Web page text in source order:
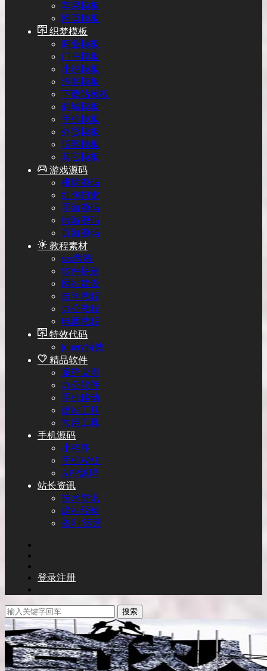
苹果模板
网页模板
织梦模板
商业模板
门户模板
小说模板
淘客模板
下载站模板
商城模板
手机模板
外贸模板
博客模板
其它模板
游戏源码
棋牌源码
红包扫雷
手游源码
端游源码
页游源码
教程素材
seo教程
软件搭建
网站建设
自学教程
办公教程
电商教程
特效代码
jquery特效
精品软件
系统应用
办公软件
手机移动
建站工具
常用工具
手机源码
小程序
手机WAP
APP源码
站长资讯
技术资讯
建站经验
盈利/运营
登录注册
搜索